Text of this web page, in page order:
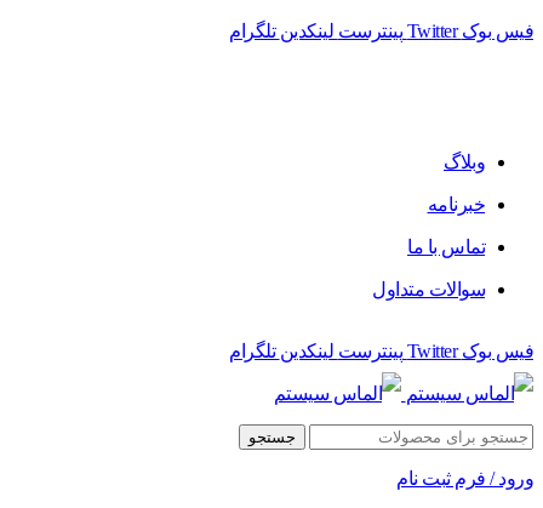
فیس بوک Twitter پینترست لینکدین تلگرام
وبلاگ
خبرنامه
تماس با ما
سوالات متداول
فیس بوک Twitter پینترست لینکدین تلگرام
جستجو
ورود / فرم ثبت نام